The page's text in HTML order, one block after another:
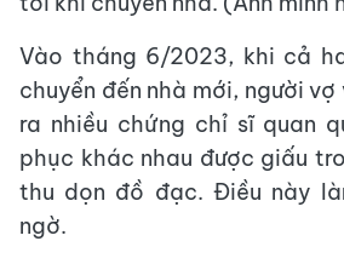
Vào tháng 6/2023, khi cả
chuyển đến nhà mới, người
ra nhiều chứng chỉ sĩ quan
phục khác nhau được giấu
thu dọn đồ đạc. Điều này
ngờ.